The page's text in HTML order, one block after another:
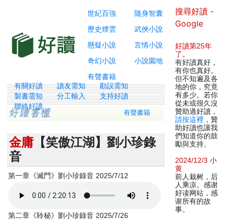
世紀百強
隨身智囊
歷史煙雲
武俠小說
懸疑小說
言情小說
奇幻小說
小說園地
有聲書籍
有關好讀 讀友需知
勘誤需知
製書需知
分工輸入
支持好讀
聯絡好讀
有聲書籍
金庸 【笑傲江湖】劉小珍錄
音
第一章《滅門》劉小珍錄音 2025/7/12
第二章《聆秘》劉小珍錄音 2025/7/26
搜尋好讀 -
Google
好讀第25年
了 。
有好讀真好，
有你也真好。
但不知遍及各
地的你，究竟
有多少。若你
從未或很久沒
贊助過好讀，
請按這裡 ，贊
助好讀也讓我
們知道你的鼓
勵與支持。
2024/12/3 小
黄
前人栽树，后
人乘凉。感谢
好读网站，感
谢所有的故
事。